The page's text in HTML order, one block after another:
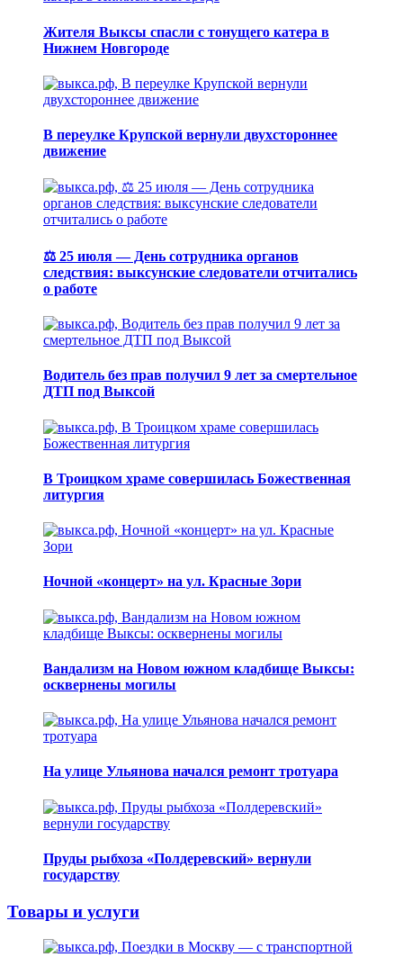
Жителя Выксы спасли с тонущего катера в
Нижнем Новгороде
В переулке Крупской вернули двухстороннее
движение
⚖️ 25 июля — День сотрудника органов
следствия: выксунские следователи отчитались
о работе
Водитель без прав получил 9 лет за смертельное
ДТП под Выксой
В Троицком храме совершилась Божественная
литургия
Ночной «концерт» на ул. Красные Зори
Вандализм на Новом южном кладбище Выксы:
осквернены могилы
На улице Ульянова начался ремонт тротуара
Пруды рыбхоза «Полдеревский» вернули
государству
Товары и услуги